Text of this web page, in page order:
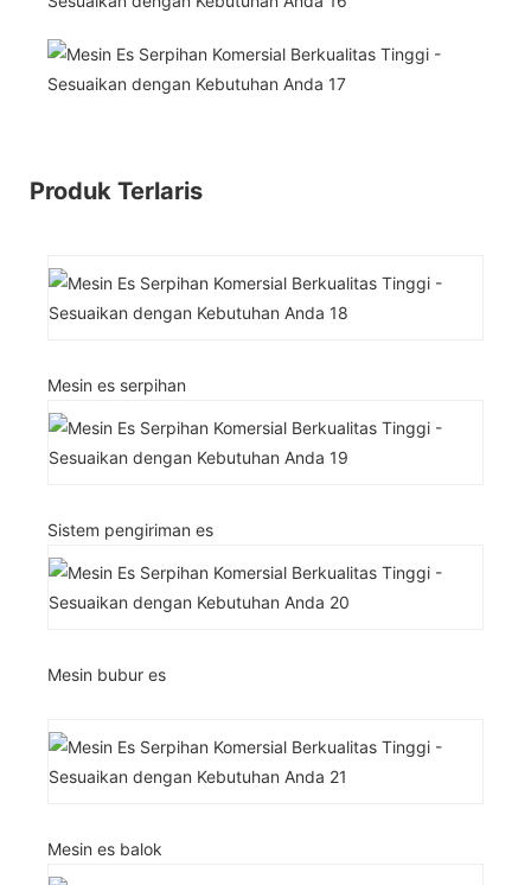
Produk Terlaris
Mesin es serpihan
Sistem pengiriman es
Mesin bubur es
Mesin es balok